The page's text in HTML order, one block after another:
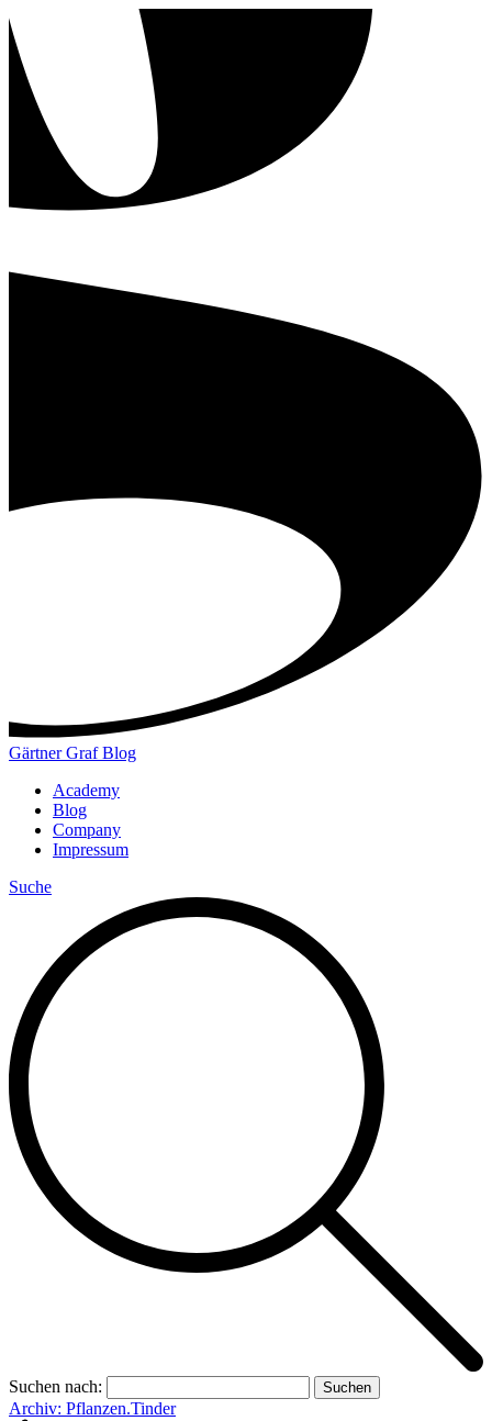
Gärtner Graf Blog
Academy
Blog
Company
Impressum
Suche
Suchen nach:
Archiv: Pflanzen.Tinder